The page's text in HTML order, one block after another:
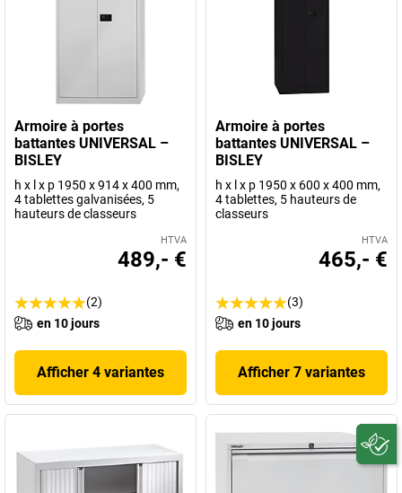
Armoire à portes
battantes UNIVERSAL –
BISLEY
h x l x p 1950 x 914 x 400 mm,
4 tablettes galvanisées, 5
hauteurs de classeurs
HTVA
489,- €
(2)
en 10 jours
Afficher 4 variantes
Armoire à portes
battantes UNIVERSAL –
BISLEY
h x l x p 1950 x 600 x 400 mm,
4 tablettes, 5 hauteurs de
classeurs
HTVA
465,- €
(3)
en 10 jours
Afficher 7 variantes